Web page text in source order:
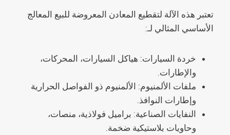
تعتبر هذه الآلة لتقطيع المعادن المعروضة للبيع المعالج
الأساسي المثالي لـ:
خردة السيارات: هياكل السيارات، المحركات،
والإطارات.
ملفات الألمنيوم: الألمنيوم ذو الفواصل الحرارية
وإطارات النوافذ.
النفايات الصناعية: براميل فولاذية، منصات،
وحاويات بلاستيكية ضخمة.